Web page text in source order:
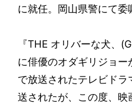
に就任。岡山県警にて委
『THE オリバーな犬、
に俳優のオダギリジョ
で放送されたテレビド
送されたが、この度、映